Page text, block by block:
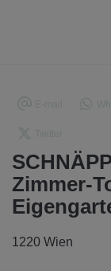
Zimmer-
1220 Wien